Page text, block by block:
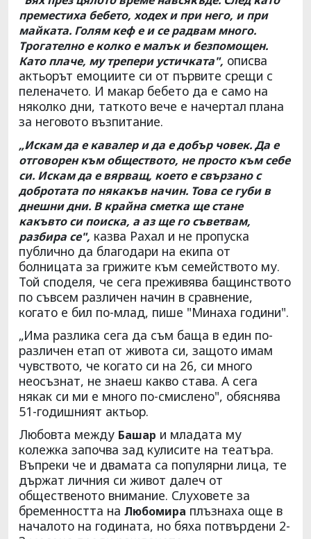
преместиха бебето, ходех и при него, и при
майката. Голям кеф е и се радвам много.
Трогателно е колко е малък и безпомощен.
Като плаче, му трепери устичката", описва
актьорът емоциите си от първите срещи с
пеленачето. И макар бебето да е само на
няколко дни, таткото вече е начертал плана
за неговото възпитание.
„Искам да е кавалер и да е добър човек. Да е
отговорен към обществото, не просто към себе
си. Искам да е вярващ, което е свързано с
добротата по някакъв начин. Това се губи в
днешни дни. В крайна сметка ще стане
какъвто си поиска, а аз ще го съветвам,
разбира се", казва Рахал и не пропуска
публично да благодари на екипа от
болницата за грижите към семейството му.
Той споделя, че сега преживява бащинството
по съвсем различен начин в сравнение,
когато е бил по-млад, пише "Минаха години".
„Има разлика сега да съм баща в един по-
различен етап от живота си, защото имам
чувството, че когато си на 26, си много
неосъзнат, не знаеш какво става. А сега
някак си ми е много по-смислено", обяснява
51-годишният актьор.
Любовта между Башар и младата му
колежка започва зад кулисите на театъра.
Въпреки че и двамата са популярни лица, те
държат личния си живот далеч от
общественото внимание. Слуховете за
бременността на Любомира плъзнаха още в
началото на годината, но бяха потвърдени 2-